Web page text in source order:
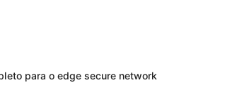
para o edge secure network